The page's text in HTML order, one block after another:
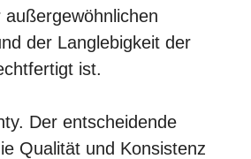
der Langlebigkeit der
ist.
Der entscheidende
Qualität und Konsistenz